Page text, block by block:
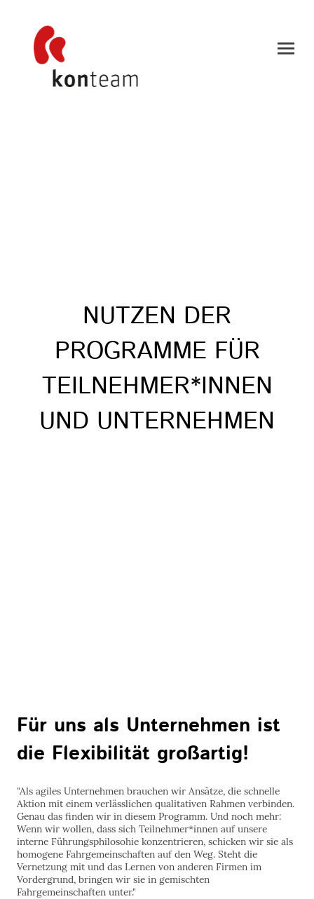
NUTZEN DER
PROGRAMME FÜR
TEILNEHMER*INNEN
UND UNTERNEHMEN
Für uns als Unternehmen ist
die Flexibilität großartig!
"Als agiles Unternehmen brauchen wir Ansätze, die schnelle
Aktion mit einem verlässlichen qualitativen Rahmen verbinden.
Genau das finden wir in diesem Programm. Und noch mehr:
Wenn wir wollen, dass sich Teilnehmer*innen auf unsere
interne Führungsphilosohie konzentrieren, schicken wir sie als
homogene Fahrgemeinschaften auf den Weg. Steht die
Vernetzung mit und das Lernen von anderen Firmen im
Vordergrund, bringen wir sie in gemischten
Fahrgemeinschaften unter."